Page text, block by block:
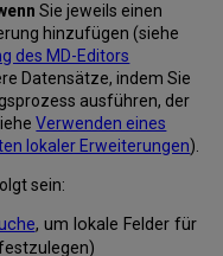
Sie jeweils einen
hinzufügen (siehe
des MD-Editors
Datensätze, indem Sie
ausführen, der
Verwenden eines
lokaler Erweiterungen).
sein:
, um lokale Felder für